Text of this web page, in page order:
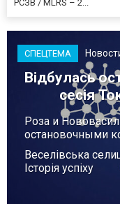
РСЗВ / MLRS – 2...
СПЕЦТЕМА
Відбулась
сесія
Роза и
остановочными
Веселівська
Історія успіху